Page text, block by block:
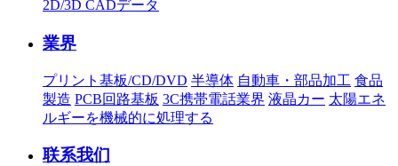
2D/3D CADデータ
業界
プリント基板/CD/DVD 半導体 自動車・部品加工 食品
製造 PCB回路基板 3C携帯電話業界 液晶カー 太陽エネ
ルギーを機械的に処理する
联系我们